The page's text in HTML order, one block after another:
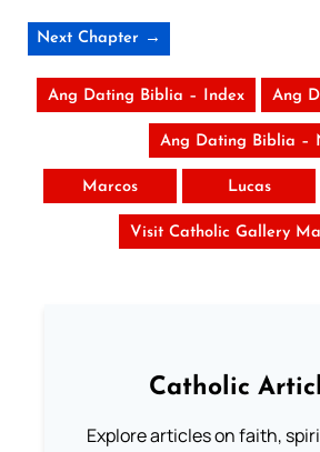
Next Chapter →
Ang Dating Biblia – Index Ang
Ang Dating Biblia –
Marcos Lucas
Visit Catholic Gallery
Catholic
Explore articles on faith,